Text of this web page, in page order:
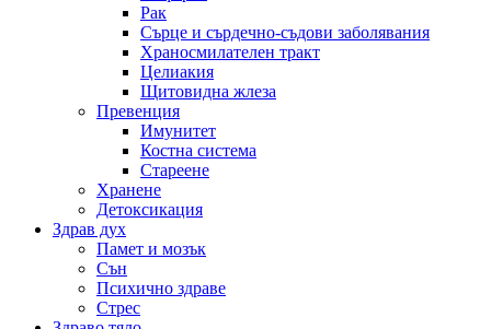
Рак
Сърце и сърдечно-съдови заболявания
Храносмилателен тракт
Целиакия
Щитовидна жлеза
Превенция
Имунитет
Костна система
Стареене
Хранене
Детоксикация
Здрав дух
Памет и мозък
Сън
Психично здраве
Стрес